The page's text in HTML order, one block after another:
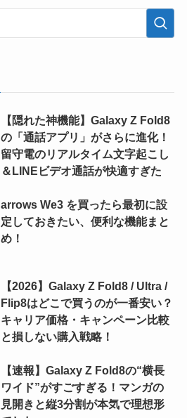
【隠れた神機能】Galaxy Z Fold8
の「通話アプリ」がさらに進化！
留守電のリアルタイム文字起こし
＆LINEビデオ通話が快適すぎた
arrows We3 を買ったら最初に設
定しておきたい、便利な機能まと
め！
【2026】Galaxy Z Fold8 / Ultra /
Flip8はどこで買うのが一番安い？
キャリア価格・キャンペーン比較
と損しない購入戦略！
【速報】Galaxy Z Fold8の“横長
ワイド”がすごすぎる！マンガの
見開きと縦3分割が本気で理想形